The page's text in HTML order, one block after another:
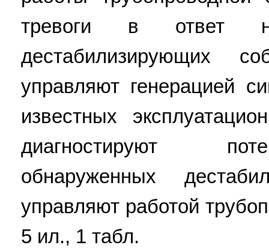
тревоги в ответ
дестабилизирующих
управляют генерацией
известных
диагностируют
обнаруженных
управляют работой
5 ил., 1 табл.